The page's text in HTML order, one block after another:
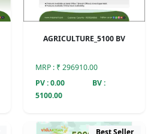
AGRICULTURE_5100 BV
MRP : ₹ 296910.00
PV : 0.00
BV :
5100.00
Best Seller